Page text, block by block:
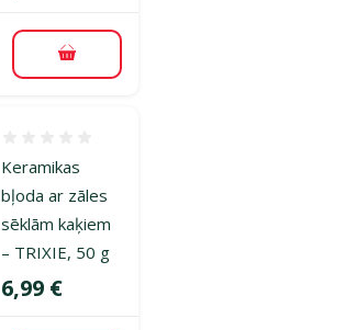
Pievienot grozam
Keramikas
bļoda ar zāles
sēklām kaķiem
– TRIXIE, 50 g
Cena
6,99 €